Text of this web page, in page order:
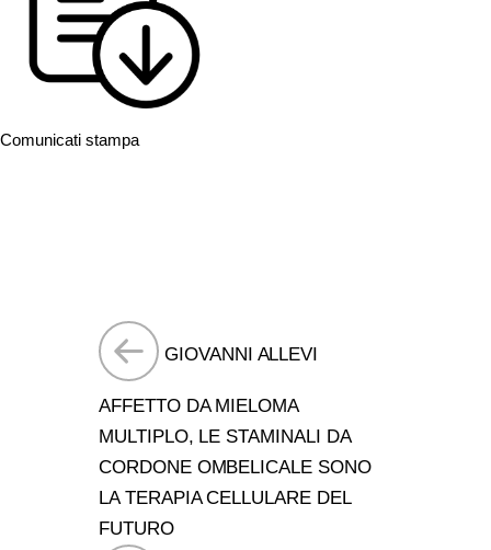
Comunicati stampa
Navigazione
articoli
GIOVANNI ALLEVI
AFFETTO DA MIELOMA
MULTIPLO, LE STAMINALI DA
CORDONE OMBELICALE SONO
LA TERAPIA CELLULARE DEL
FUTURO